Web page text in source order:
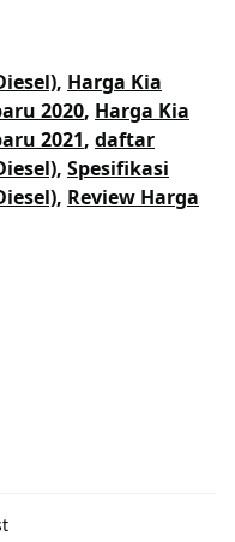
, Harga Kia
2020, Harga Kia
2021, daftar
, Spesifikasi
, Review Harga